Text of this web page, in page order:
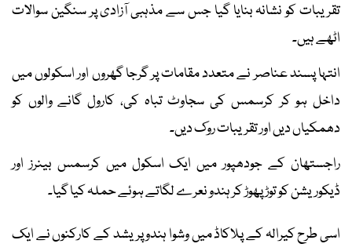
تقریبات کو نشانہ بنایا گیا جس سے مذہبی آزادی پر سنگین سوالات
اٹھے ہیں۔
انتہا پسند عناصر نے متعدد مقامات پر گرجا گھروں اور اسکولوں میں
داخل ہو کر کرسمس کی سجاوٹ تباہ کی، کارول گانے والوں کو
دھمکیاں دیں اور تقریبات روک دیں۔
راجستھان کے جودھپور میں ایک اسکول میں کرسمس بینرز اور
ڈیکوریشن کو توڑ پھوڑ کر ہندو نعرے لگاتے ہوئے حملہ کیا گیا۔
اسی طرح کیرالہ کے پلاکاڈ میں وشوا ہندو پریشد کے کارکنوں نے ایک